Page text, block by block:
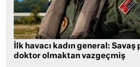
İlk havacı kadın general:
doktor olmaktan vazgeçmiş